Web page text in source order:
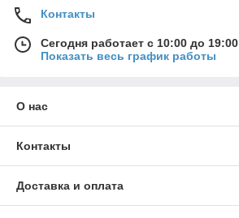
Контакты
Сегодня работает с 10:00 до 19:00
Показать весь график работы
О нас
Контакты
Доставка и оплата